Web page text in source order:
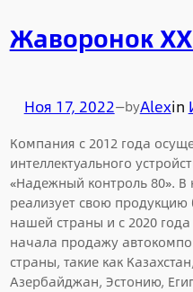
Жаворонок
Ноя 17, 2022—byAlexin
Компания с 2012 года
интеллектуального
«Надежный контроль 80».
реализует свою продукцию
нашей страны и с 2020
начала продажу
страны, такие как
Азербайджан, Эстонию,